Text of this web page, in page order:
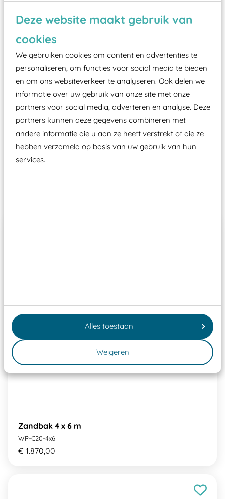
Deze website maakt gebruik van
cookies
We gebruiken cookies om content en advertenties te
personaliseren, om functies voor social media te bieden
en om ons websiteverkeer te analyseren. Ook delen we
informatie over uw gebruik van onze site met onze
partners voor social media, adverteren en analyse. Deze
partners kunnen deze gegevens combineren met
andere informatie die u aan ze heeft verstrekt of die ze
hebben verzameld op basis van uw gebruik van hun
services.
Alles toestaan
Weigeren
Wist je dat:
Vanaf een valhoogte van 1,5 meter een speciale
valondergrond onder speeltoestellen verplicht is
zoals kunstgras, rubber tegels of boomschors?
Elk speeltoestel in de openbare ruimte voorzien
moet zijn van een typekeuring, -plaatje en
certificering, uitgegeven door een Nederlands
aangewezen keuringsinstantie?
Wij ook speeltoestellen kunnen laten keuren zodat
ze toch binnen het Warenwetbesluit Attractie- en
Speeltoestellen vallen?
Zandbak 4 x 6 m
WP-C20-4x6
€ 1.870,00